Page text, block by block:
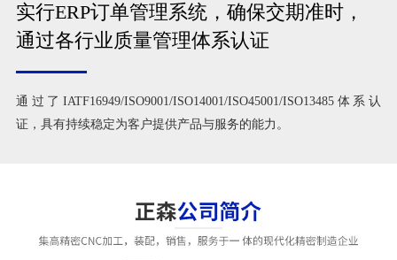
实行ERP订单管理系统，确保交期准时，
通过各行业质量管理体系认证
通过了IATF16949/ISO9001/ISO14001/ISO45001/ISO13485体系认
证，具有持续稳定为客户提供产品与服务的能力。